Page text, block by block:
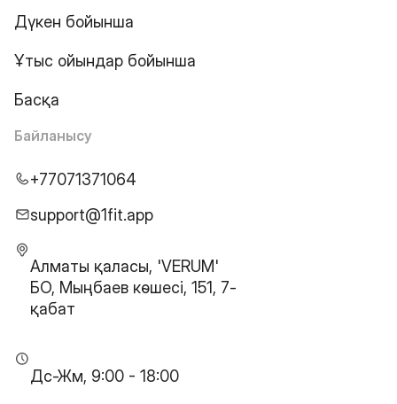
Дүкен бойынша
Ұтыс ойындар бойынша
Басқа
Байланысу
+77071371064
support@1fit.app
Алматы қаласы, 'VERUM'
БО, Мыңбаев көшесі, 151, 7-
қабат
Дс-Жм, 9:00 - 18:00